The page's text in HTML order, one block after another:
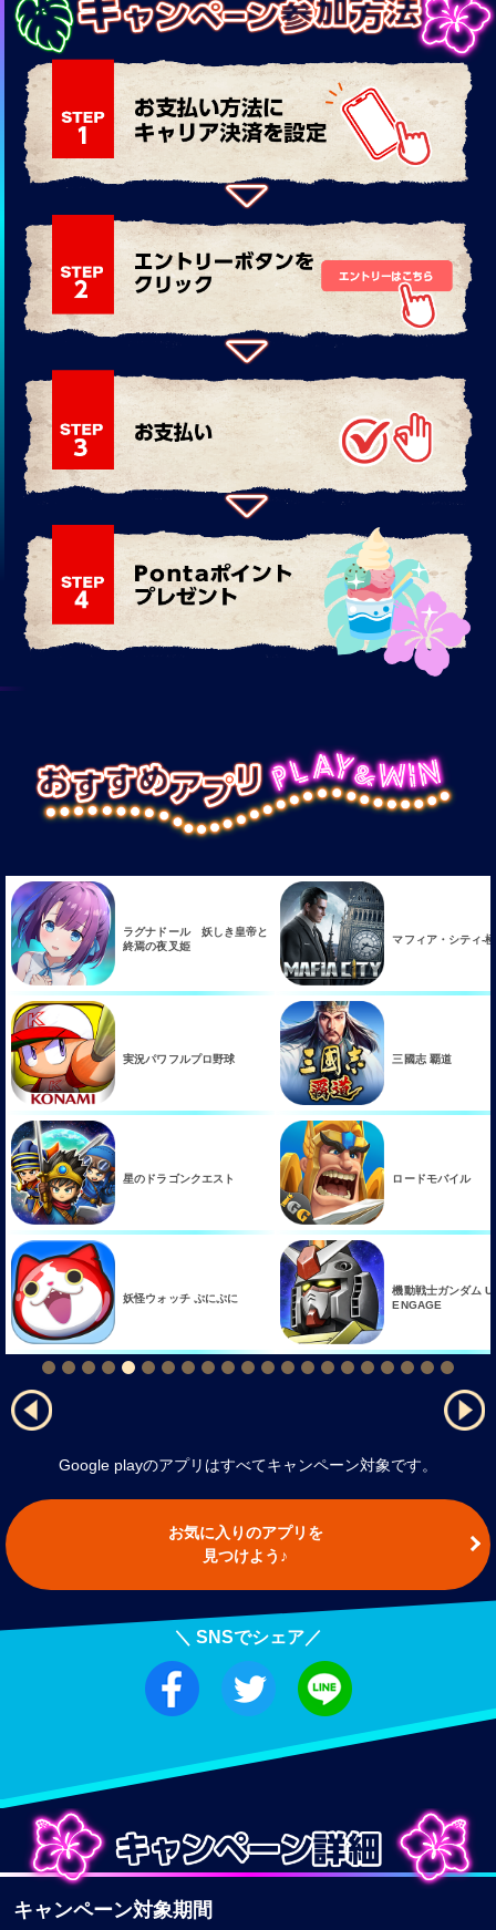
マフィア・シティ-極道風雲
三國志 覇道
ロードモバイル
機動戦士ガンダム U.C.
ENGAGE
SINoALICE ─シノ
ガーディアンテイル
NET麻雀 MJモバイ
ドラゴンクエストけ
Google playのアプリはすべてキャンペーン対象です。
お気に入りのアプリを
見つけよう♪
＼ SNSでシェア／
キャンペーン対象期間